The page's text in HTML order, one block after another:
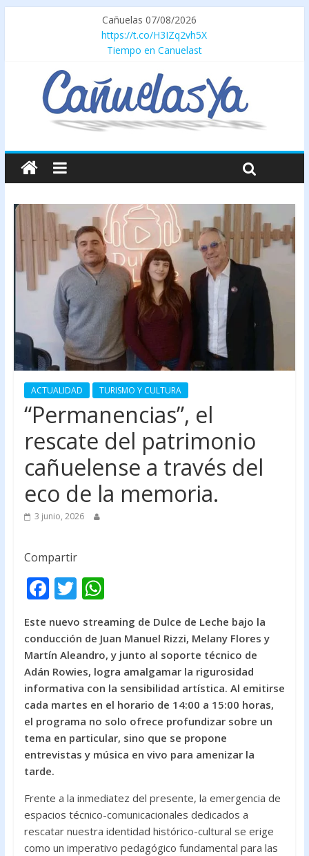
Cañuelas 07/08/2026
https://t.co/H3IZq2vh5X
Tiempo en Canuelast
ACTUALIDAD TURISMO Y CULTURA
“Permanencias”, el
rescate del patrimonio
cañuelense a través del
eco de la memoria.
3 junio, 2026
Compartir
F
e
b
o
o
k
T
itt
er
W
at
s
A
p
p
Este nuevo streaming de Dulce de Leche bajo la
conducción de Juan Manuel Rizzi, Melany Flores y
Martín Aleandro, y junto al soporte técnico de
Adán Rowies, logra amalgamar la rigurosidad
informativa con la sensibilidad artística. Al emitirse
cada martes en el horario de 14:00 a 15:00 horas,
el programa no solo ofrece profundizar sobre un
tema en particular, sino que se propone
entrevistas y música en vivo para amenizar la
tarde.
Frente a la inmediatez del presente, la emergencia de
espacios técnico-comunicacionales dedicados a
rescatar nuestra identidad histórico-cultural se erige
como un imperativo pedagógico fundamental para las